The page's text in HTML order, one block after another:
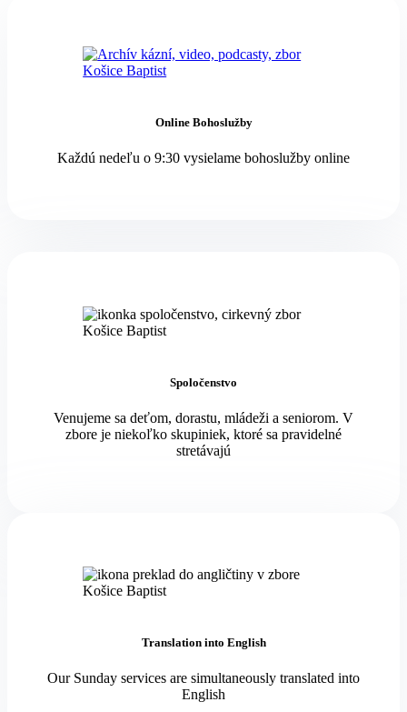
Online Bohoslužby
Každú nedeľu o 9:30 vysielame bohoslužby online
Spoločenstvo
Venujeme sa deťom, dorastu, mládeži a seniorom. V
zbore je niekoľko skupiniek, ktoré sa pravidelné
stretávajú
Translation into English
Our Sunday services are simultaneously translated into
English